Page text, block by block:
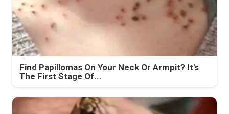
Find Papillomas On Your Neck Or Armpit? It's
The First Stage Of...